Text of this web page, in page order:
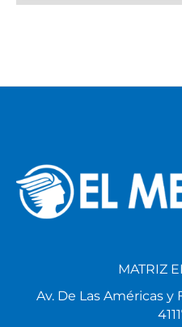
MATRIZ
Av. De Las Américas y